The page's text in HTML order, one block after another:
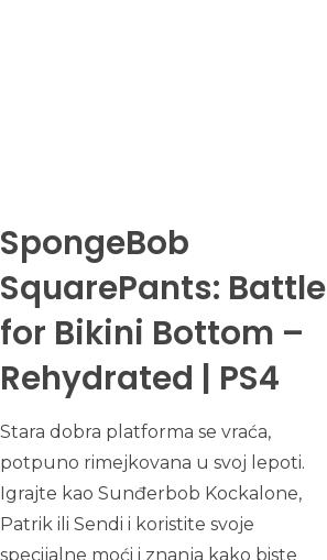
SpongeBob
SquarePants: Battle
for Bikini Bottom –
Rehydrated | PS4
Stara dobra platforma se vraća,
potpuno rimejkovana u svoj lepoti.
Igrajte kao Sunđerbob Kockalone,
Patrik ili Sendi i koristite svoje
specijalne moći i znanja kako biste